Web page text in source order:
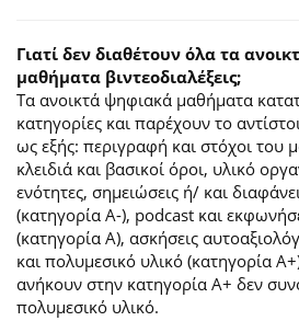
Γιατί δεν διαθέτουν όλα τα
μαθήματα βιντεοδιαλέξεις;
Τα ανοικτά ψηφιακά μαθήματα
κατηγορίες και παρέχουν το
ως εξής: περιγραφή και στόχοι του
κλειδιά και βασικοί όροι, υλικό
ενότητες, σημειώσεις ή/ και
(κατηγορία Α-), podcast και
(κατηγορία Α), ασκήσεις
και πολυμεσικό υλικό (κατηγορία
ανήκουν στην κατηγορία Α+ δεν
πολυμεσικό υλικό.